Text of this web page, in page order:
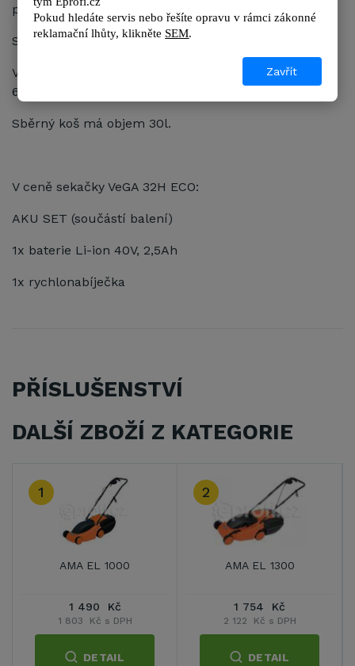
pro zákazníky.
Slouží pro pravidelné sekání travního porostu.
Výšku sečení lze nastavit do 3 poloh v rozmezí 20 -
60mm.
Sběrný koš má objem 30l.
V ceně sekačky VeGA 32H ECO:
AKU SET (součástí balení)
1x baterie Li-ion 40V, 2,5Ah
1x rychlonabíječka
PŘÍSLUŠENSTVÍ
DALŠÍ ZBOŽÍ Z KATEGORIE
AMA EL 1000
1 490 Kč
1 803 Kč s DPH
DETAIL
AMA EL 1300
1 754 Kč
2 122 Kč s DPH
DETAIL
Pokud hledáte servis nebo řešíte opravu v rámci zákonné
reklamační lhůty, klikněte SEM.
Zavřít